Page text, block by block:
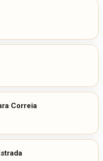
Correia